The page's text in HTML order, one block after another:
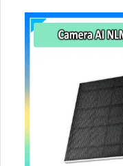
microSD tối đa 512 GB